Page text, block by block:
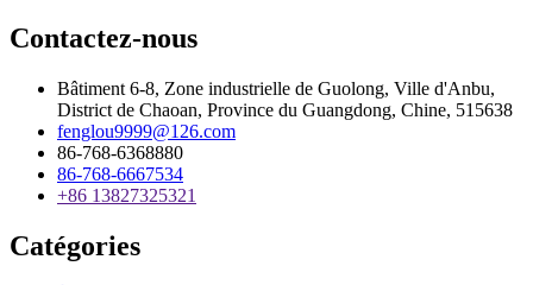
Contactez-nous
Bâtiment 6-8, Zone industrielle de Guolong, Ville d'Anbu,
District de Chaoan, Province du Guangdong, Chine, 515638
fenglou9999@126.com
86-768-6368880
86-768-6667534
+86 13827325321
Catégories